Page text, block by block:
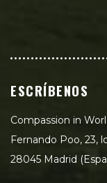
ESCRÍBENOS
Compassion in
Fernando Poo, 23,
28045 Madrid